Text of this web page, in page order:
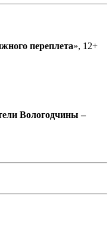
переплета», 12+
Вологодчины –